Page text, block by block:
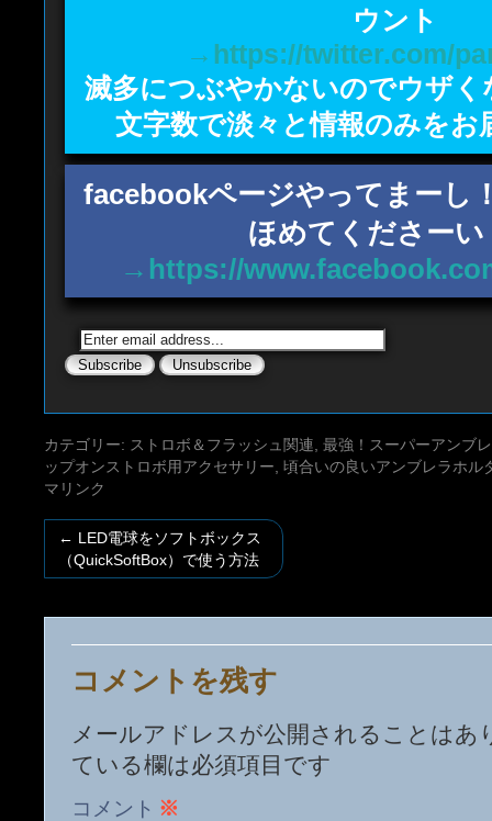
ウント
→https://twitter.com/
滅多につぶやかないのでウザく
文字数で淡々と情報のみをお
facebookページやってまーし
ほめてくださーい
→https://
カテゴリー: ストロボ＆フラッシュ関連 最強！スーパーアンブ
ップオンストロボ用アクセサリー
頃合いの良いアンブレラホル
マリンク
← LED電球をソフトボックス
（QuickSoftBox）で使う方法
コメントを残す
メールアドレスが公開されることはあ
ている欄は必須項目です
コメント ※